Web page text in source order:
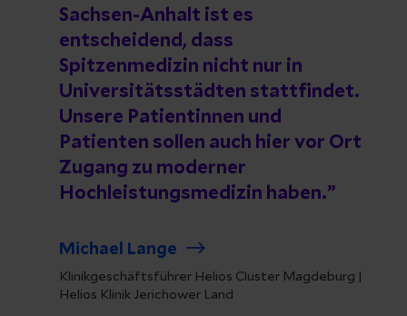
Klinikgeschäftsführer Helios Cluster Magdeburg |
Helios Klinik Jerichower Land
Sachsen-Anhalt ist es
entscheidend, dass
Spitzenmedizin nicht nur in
Universitätsstädten stattfindet.
Unsere Patientinnen und
Patienten sollen auch hier vor Ort
Zugang zu moderner
Hochleistungsmedizin haben.
Michael Lange